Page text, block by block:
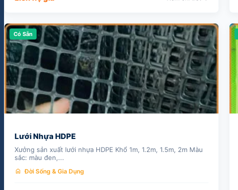
Có Sẵn
Lưới Nhựa HDPE
Xưởng sản xuất lưới nhựa HDPE Khổ 1m, 1.2m, 1.5m, 2m Màu
sắc: màu đen,...
home Đời Sống & Gia Dụng